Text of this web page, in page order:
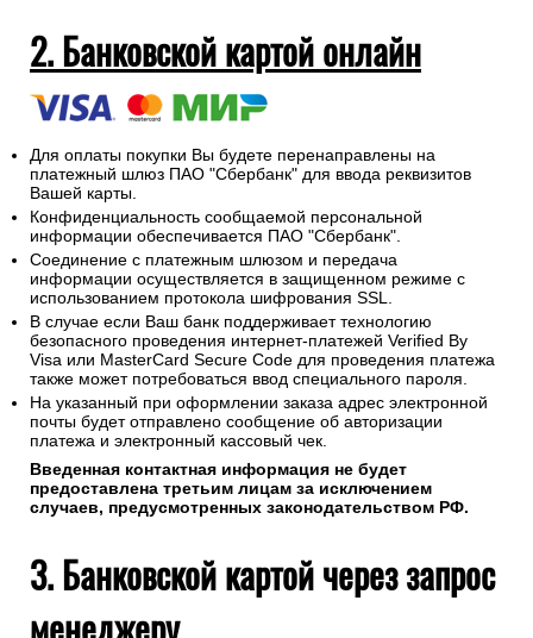
2. Банковской картой онлайн
Для оплаты покупки Вы будете перенаправлены на
платежный шлюз ПАО "Сбербанк" для ввода реквизитов
Вашей карты.
Конфиденциальность сообщаемой персональной
информации обеспечивается ПАО "Сбербанк".
Соединение с платежным шлюзом и передача
информации осуществляется в защищенном режиме с
использованием протокола шифрования SSL.
В случае если Ваш банк поддерживает технологию
безопасного проведения интернет-платежей Verified By
Visa или MasterCard Secure Code для проведения платежа
также может потребоваться ввод специального пароля.
На указанный при оформлении заказа адрес электронной
почты будет отправлено сообщение об авторизации
платежа и электронный кассовый чек.
Введенная контактная информация не будет
предоставлена третьим лицам за исключением
случаев, предусмотренных законодательством РФ.
3. Банковской картой через запрос